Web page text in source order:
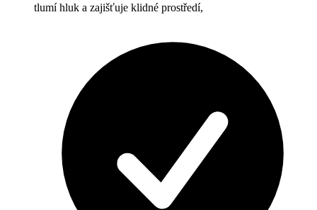
tlumí hluk a zajišťuje klidné prostředí,